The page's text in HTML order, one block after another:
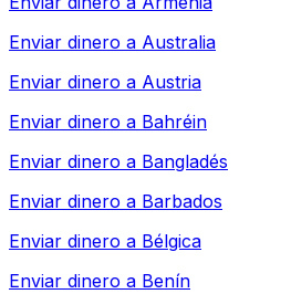
Enviar dinero a Australia
Enviar dinero a Austria
Enviar dinero a Bahréin
Enviar dinero a Bangladés
Enviar dinero a Barbados
Enviar dinero a Bélgica
Enviar dinero a Benín